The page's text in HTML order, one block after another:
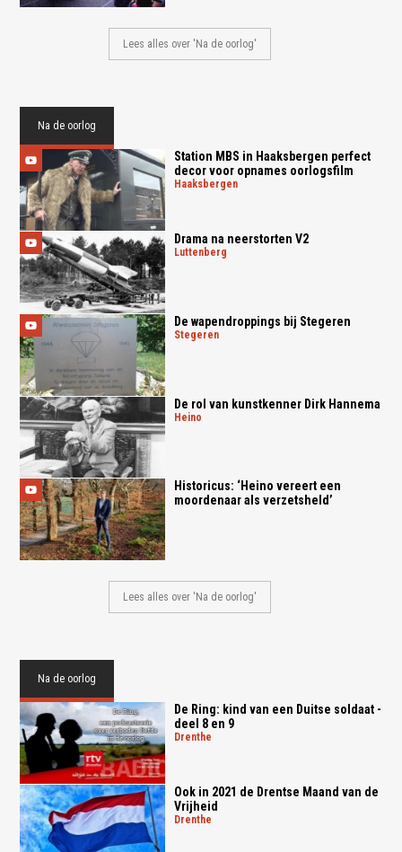
Lees alles over 'Na de oorlog'
Na de oorlog
Station MBS in Haaksbergen perfect
decor voor opnames oorlogsfilm
haaksbergen
Drama na neerstorten V2
luttenberg
De wapendroppings bij Stegeren
stegeren
De rol van kunstkenner Dirk Hannema
heino
Historicus: ‘Heino vereert een
moordenaar als verzetsheld’
Lees alles over 'Na de oorlog'
Na de oorlog
De Ring: kind van een Duitse soldaat -
deel 8 en 9
drenthe
Ook in 2021 de Drentse Maand van de
Vrijheid
drenthe